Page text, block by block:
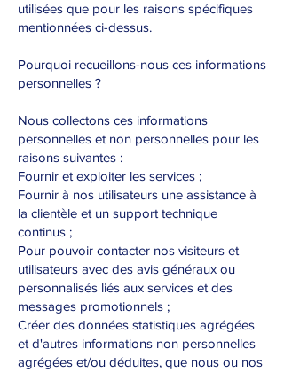
utilisées que pour les raisons spécifiques
mentionnées ci-dessus.
Pourquoi recueillons-nous ces informations
personnelles ?
Nous collectons ces informations
personnelles et non personnelles pour les
raisons suivantes :
Fournir et exploiter les services ;
Fournir à nos utilisateurs une assistance à
la clientèle et un support technique
continus ;
Pour pouvoir contacter nos visiteurs et
utilisateurs avec des avis généraux ou
personnalisés liés aux services et des
messages promotionnels ;
Créer des données statistiques agrégées
et d'autres informations non personnelles
agrégées et/ou déduites, que nous ou nos